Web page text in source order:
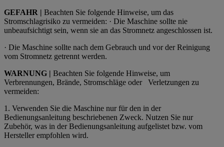
GEFAHR | Beachten Sie folgende Hinweise, um das
Stromschlagrisiko zu vermeiden: · Die Maschine sollte nie
unbeaufsichtigt sein, wenn sie an das Stromnetz angeschlossen ist.
· Die Maschine sollte nach dem Gebrauch und vor der Reinigung
vom Stromnetz getrennt werden.
WARNUNG | Beachten Sie folgende Hinweise, um
Verbrennungen, Brände, Stromschläge oder
Verletzungen zu
vermeiden:
1. Verwenden Sie die Maschine nur für den in der
Bedienungsanleitung beschriebenen Zweck. Nutzen Sie nur
Zubehör, was in der Bedienungsanleitung aufgelistet bzw. vom
Hersteller empfohlen wird.